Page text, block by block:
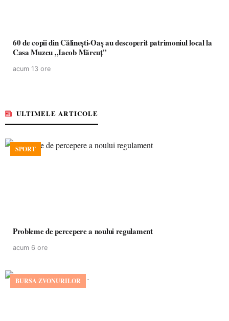
60 de copii din Călinești-Oaș au descoperit patrimoniul local la
Casa Muzeu „Iacob Mărcuț”
acum 13 ore
ULTIMELE ARTICOLE
SPORT
Probleme de percepere a noului regulament
acum 6 ore
BURSA ZVONURILOR